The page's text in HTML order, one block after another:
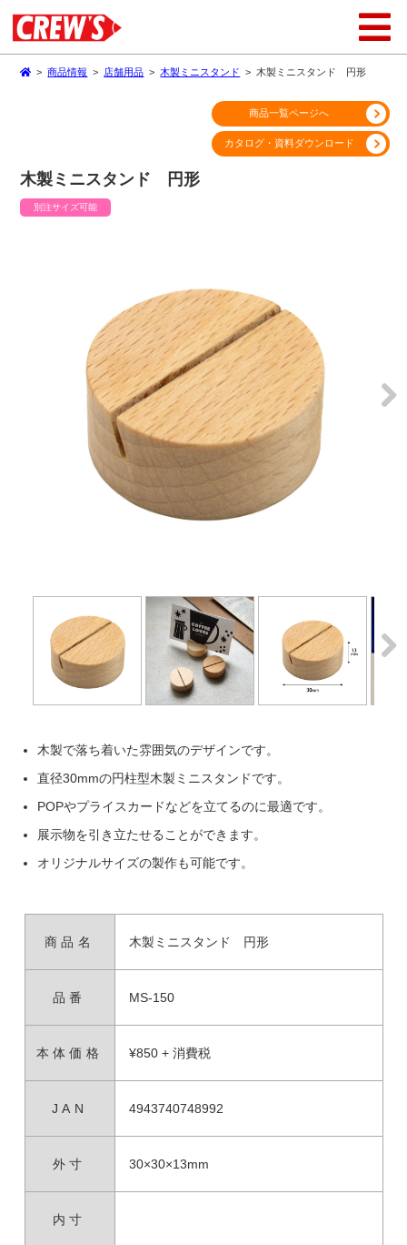
>商品情報 > 店舗用品 >木製ミニスタンド > 木製ミニスタンド 円形
木製ミニスタンド 円形
別注サイズ可能
商品一覧ページへ
カタログ・資料ダウンロード
木製で落ち着いた雰囲気のデザインです。
直径30mmの円柱型木製ミニスタンドです。
POPやプライスカードなどを立てるのに最適です。
展示物を引き立たせることができます。
オリジナルサイズの製作も可能です。
商品名 木製ミニスタンド 円形
品番 MS-150
本体価格 ¥850 + 消費税
JAN 4943740748992
外寸 30×30×13mm
内寸